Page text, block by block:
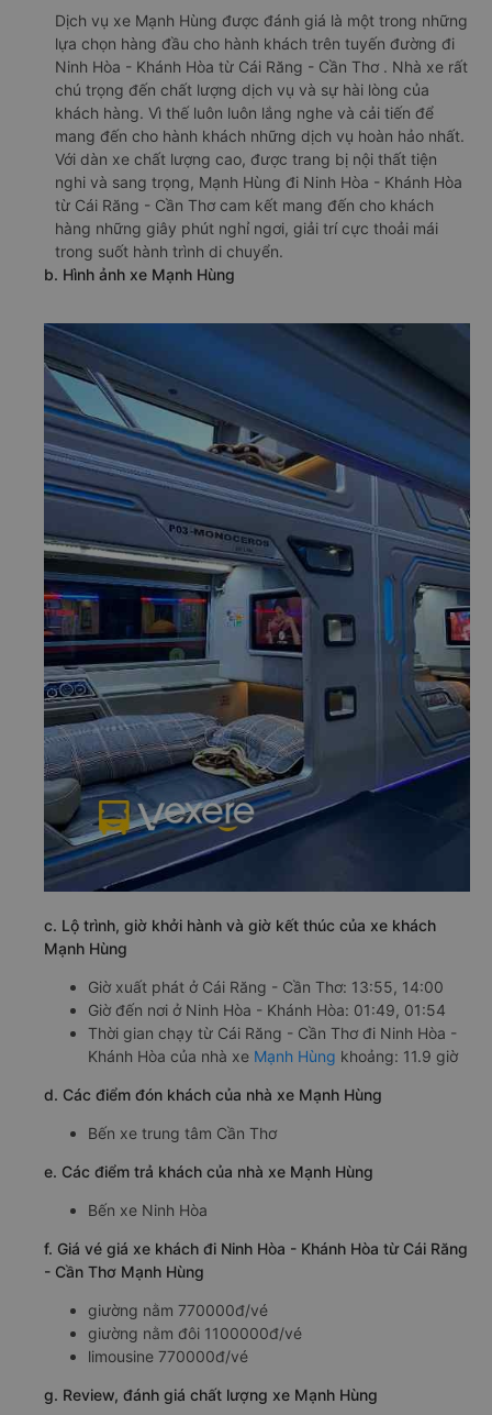
Dịch vụ xe Mạnh Hùng được đánh giá là một trong những
lựa chọn hàng đầu cho hành khách trên tuyến đường đi
Ninh Hòa - Khánh Hòa từ Cái Răng - Cần Thơ . Nhà xe rất
chú trọng đến chất lượng dịch vụ và sự hài lòng của
khách hàng. Vì thế luôn luôn lắng nghe và cải tiến để
mang đến cho hành khách những dịch vụ hoàn hảo nhất.
Với dàn xe chất lượng cao, được trang bị nội thất tiện
nghi và sang trọng, Mạnh Hùng đi Ninh Hòa - Khánh Hòa
từ Cái Răng - Cần Thơ cam kết mang đến cho khách
hàng những giây phút nghỉ ngơi, giải trí cực thoải mái
trong suốt hành trình di chuyển.
b. Hình ảnh xe Mạnh Hùng
c. Lộ trình, giờ khởi hành và giờ kết thúc của xe khách
Mạnh Hùng
Giờ xuất phát ở Cái Răng - Cần Thơ: 13:55, 14:00
Giờ đến nơi ở Ninh Hòa - Khánh Hòa: 01:49, 01:54
Thời gian chạy từ Cái Răng - Cần Thơ đi Ninh Hòa -
Khánh Hòa của nhà xe Mạnh Hùng khoảng: 11.9 giờ
d. Các điểm đón khách của nhà xe Mạnh Hùng
Bến xe trung tâm Cần Thơ
e. Các điểm trả khách của nhà xe Mạnh Hùng
Bến xe Ninh Hòa
f. Giá vé giá xe khách đi Ninh Hòa - Khánh Hòa từ Cái Răng
- Cần Thơ Mạnh Hùng
giường nằm 770000đ/vé
giường nằm đôi 1100000đ/vé
limousine 770000đ/vé
g. Review, đánh giá chất lượng xe Mạnh Hùng